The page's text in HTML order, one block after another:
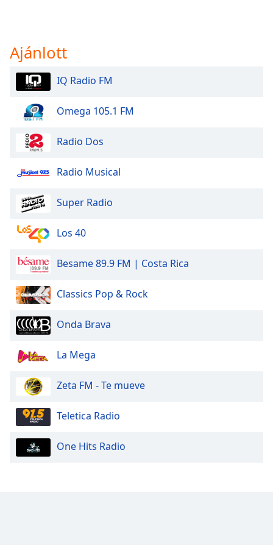
Ajánlott
IQ Radio FM
Omega 105.1 FM
Radio Dos
Radio Musical
Super Radio
Los 40
Besame 89.9 FM | Costa Rica
Classics Pop & Rock
Onda Brava
La Mega
Zeta FM - Te mueve
Teletica Radio
One Hits Radio